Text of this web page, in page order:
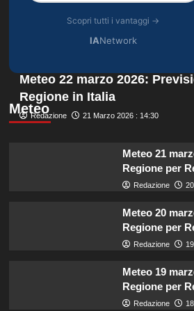
Scopri tutti i vantaggi →
IANetwork
Meteo
Meteo 22 marzo 2026:
Regione in Italia
Redazione 21 Marzo 2026 : 14:30
Meteo 21
Regione per
Redazione
Meteo 20
Regione per
Redazione
Meteo 19
Regione per
Redazione